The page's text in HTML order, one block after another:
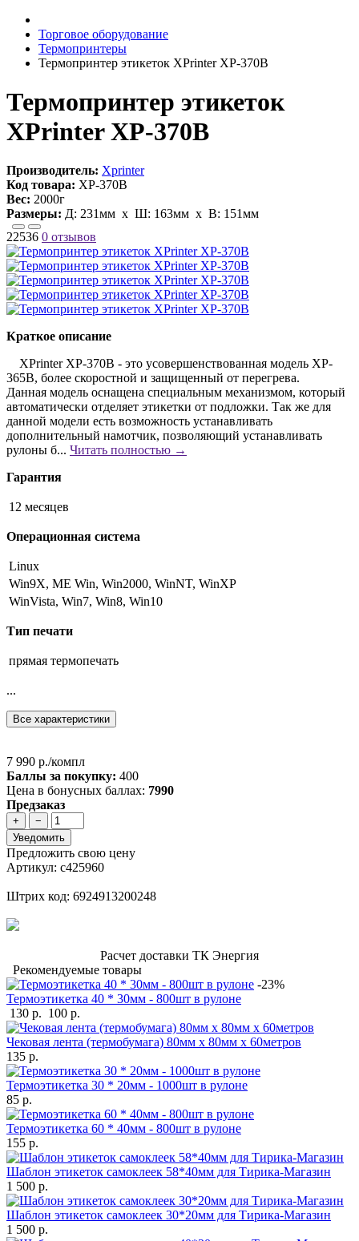
Торговое оборудование
Термопринтеры
Термопринтер этикеток XPrinter XP-370B
Термопринтер этикеток
XPrinter XP-370B
Производитель: Xprinter
Код товара: XP-370B
Вес: 2000г
Размеры: Д: 231мм х Ш: 163мм x В: 151мм
22536 0 отзывов
Краткое описание
XPrinter XP-370B - это усовершенствованная модель XP-
365B, более скоростной и защищенный от перегрева.
Данная модель оснащена специальным механизмом, который
автоматически отделяет этикетки от подложки. Так же для
данной модели есть возможность устанавливать
дополнительный намотчик, позволяющий устанавливать
рулоны б... Читать полностью →
Гарантия
12 месяцев
Операционная система
Linux
Win9X, ME Win, Win2000, WinNT, WinXP
WinVista, Win7, Win8, Win10
Тип печати
прямая термопечать
...
Все характеристики
7 990 р./компл
Баллы за покупку: 400
Цена в бонусных баллах: 7990
Предзаказ
+
−
Уведомить
Предложить свою цену
Артикул: с425960
Штрих код: 6924913200248
Расчет доставки ТК Энергия
Рекомендуемые товары
-23%
Термоэтикетка 40 * 30мм - 800шт в рулоне
130 р. 100 р.
Чековая лента (термобумага) 80мм x 80мм х 60метров
135 р.
Термоэтикетка 30 * 20мм - 1000шт в рулоне
85 р.
Термоэтикетка 60 * 40мм - 800шт в рулоне
155 р.
Шаблон этикеток самоклеек 58*40мм для Тирика-Магазин
1 500 р.
Шаблон этикеток самоклеек 30*20мм для Тирика-Магазин
1 500 р.